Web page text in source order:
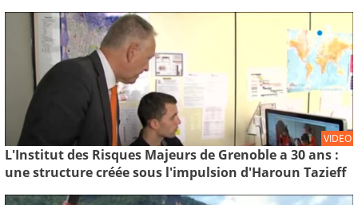
VIDEO
L'Institut des Risques Majeurs de Grenoble a 30 ans :
une structure créée sous l'impulsion d'Haroun Tazieff